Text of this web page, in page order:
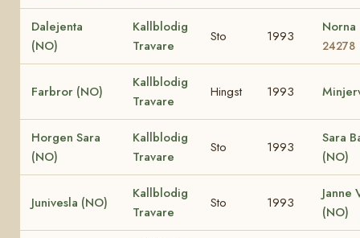
Dalejenta
(NO)
Kallblodig
Travare
Sto 1993
24278
Farbror (NO)
Kallblodig
Travare
Hingst 1993
Horgen Sara
(NO)
Kallblodig
Travare
Sto 1993
Sara
(NO)
Junivesla (NO)
Kallblodig
Travare
Sto 1993
Janne
(NO)